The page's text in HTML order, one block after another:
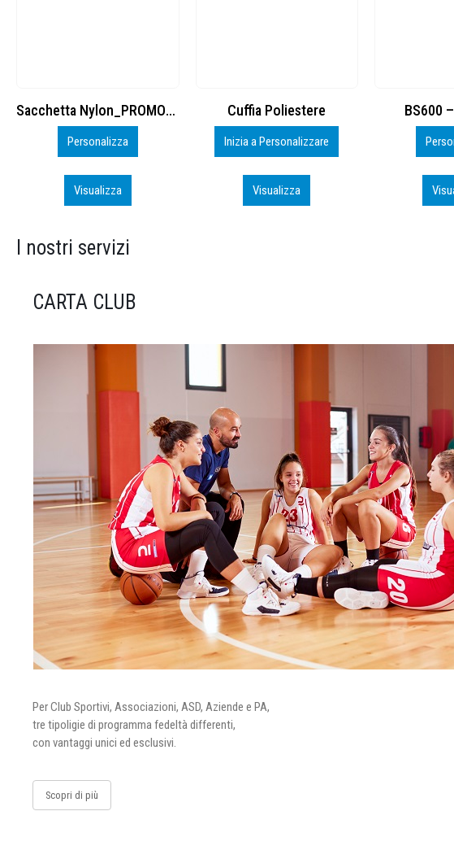
Cuffia Poliestere
Inizia a Personalizzare
Visualizza
BS600 – 5139960
Personalizza
Visualizza
Toppe
I nostri servizi
CARTA CLUB
Per Club Sportivi, Associazioni, ASD, Aziende e PA,
tre tipoligie di programma fedeltà differenti,
con vantaggi unici ed esclusivi.
Scopri di più